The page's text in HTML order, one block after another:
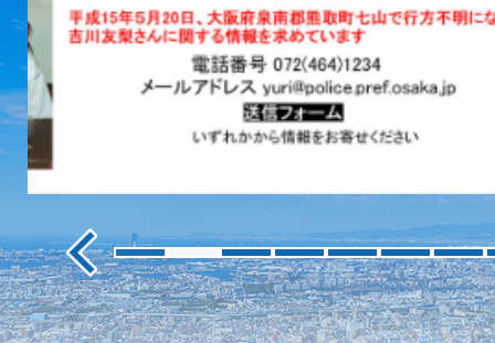
目
の
ス
ラ
イ
ド